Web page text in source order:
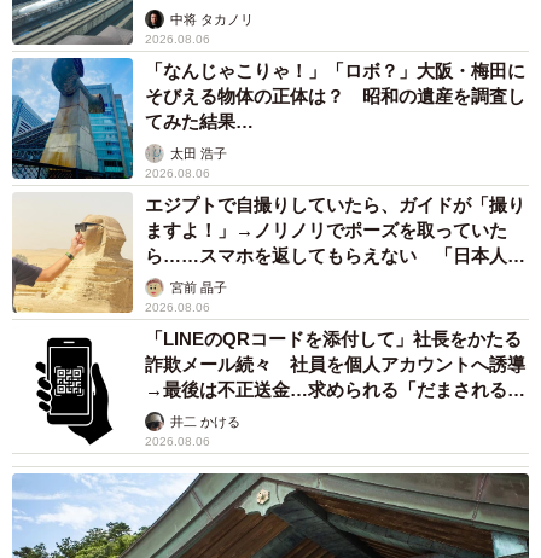
係が反響
中将 タカノリ
2026.08.06
「なんじゃこりゃ！」「ロボ？」大阪・梅田に
そびえる物体の正体は？ 昭和の遺産を調査し
てみた結果…
太田 浩子
2026.08.06
エジプトで自撮りしていたら、ガイドが「撮り
ますよ！」→ノリノリでポーズを取っていた
ら……スマホを返してもらえない 「日本人は
カモ代表かも」「私は6時間で3万円払った」
宮前 晶子
2026.08.06
「LINEのQRコードを添付して」社長をかたる
詐欺メール続々 社員を個人アカウントへ誘導
→最後は不正送金…求められる「だまされる前
提」の対策
井二 かける
2026.08.06